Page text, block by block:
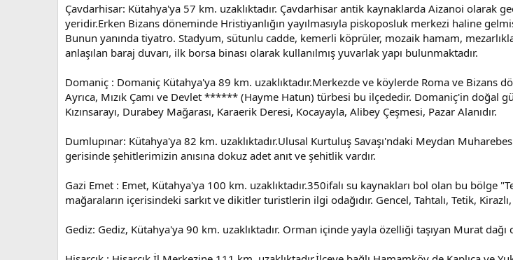
Çavdarhisar: Kütahya'ya 57 km. uzaklıktadır. Çavdarhisar antik kaynaklarda Aizanoi olarak
yeridir.Erken Bizans döneminde Hristiyanlığın yayılmasıyla piskoposluk merkezi haline
Bunun yanında tiyatro. Stadyum, sütunlu cadde, kemerli köprüler, mozaik hamam,
anlaşılan baraj duvarı, ilk borsa binası olarak kullanılmış yuvarlak yapı bulunmaktadır.
Domaniç : Domaniç Kütahya'ya 89 km. uzaklıktadır.Merkezde ve köylerde Roma ve Bizans
Ayrıca, Mızık Çamı ve Devlet ****** (Hayme Hatun) türbesi bu ilçededir. Domaniç'in doğal
Kızınsarayı, Durabey Mağarası, Karaerik Deresi, Kocayayla, Alibey Çeşmesi, Pazar Alanıdır.
Dumlupınar: Kütahya'ya 82 km. uzaklıktadır.Ulusal Kurtuluş Savaşı'ndaki Meydan
gerisinde şehitlerimizin anısına dokuz adet anıt ve şehitlik vardır.
Gazi Emet : Emet, Kütahya'ya 100 km. uzaklıktadır.350ifalı su kaynakları bol olan bu
mağaraların içerisindeki sarkıt ve dikitler turistlerin ilgi odağıdır. Gencel, Tahtalı, Tetik,
Gediz: Gediz, Kütahya'ya 90 km. uzaklıktadır. Orman içinde yayla özelliği taşıyan Murat